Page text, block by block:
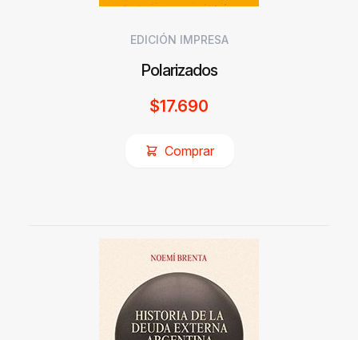
EDICIÓN IMPRESA
Polarizados
$17.690
Comprar